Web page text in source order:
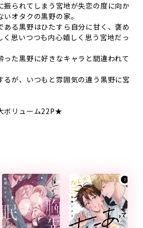
振られてしまう宮地が失恋の度に向か
オタクの黒野の家。
ある黒野はひたすら自分に甘く、褒め
く思いつつも内心嬉しく思う宮地だっ
った黒野に好きなキャラと間違われて
るが、いつもと雰囲気の違う黒野に宮
ボリューム22P★